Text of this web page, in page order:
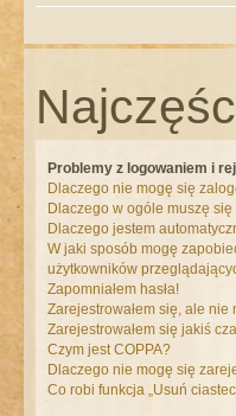
Problemy z logowaniem i
Dlaczego nie mogę się
Dlaczego w ogóle muszę
Dlaczego jestem
W jaki sposób mogę
użytkowników
Zapomniałem hasła!
Zarejestrowałem się, ale
Zarejestrowałem się jakiś
Czym jest COPPA?
Dlaczego nie mogę się
Co robi funkcja „Usuń